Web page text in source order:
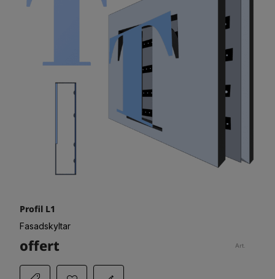
Profil L1
Fasadskyltar
offert Art.